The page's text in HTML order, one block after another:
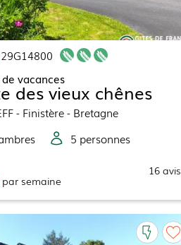
29G14800
vacances
des vieux chênes
- Finistère - Bretagne
s 5 personnes
par semaine
16avis